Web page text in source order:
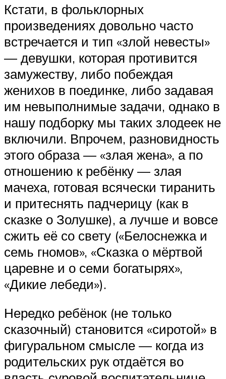
Кстати, в фольклорных
произведениях довольно часто
встречается и тип «злой невесты»
— девушки, которая противится
замужеству, либо побеждая
женихов в поединке, либо задавая
им невыполнимые задачи, однако в
нашу подборку мы таких злодеек не
включили. Впрочем, разновидность
этого образа — «злая жена», а по
отношению к ребёнку — злая
мачеха, готовая всячески тиранить
и притеснять падчерицу (как в
сказке о Золушке), а лучше и вовсе
сжить её со свету («Белоснежка и
семь гномов», «Сказка о мёртвой
царевне и о семи богатырях»,
«Дикие лебеди»).
Нередко ребёнок (не только
сказочный) становится «сиротой» в
фигуральном смысле — когда из
родительских рук отдаётся во